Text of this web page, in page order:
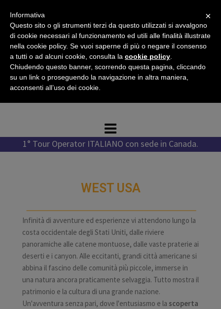
contenuto
Tel. +1 778 987 1796
Tel. +39 351 776 7276
WhatsApp +1 778 987 1796
1° Tour Operator ITALIANO con sede in Canada.
WEST USA
Infinità di avventure ed esperienze vi attendono lungo la
costa occidentale degli Stati Uniti, dalle riviere
panoramiche alle catene montuose, dalle vaste praterie ai
deserti e i canyon. Alle eccitanti, grandi città americane si
abbina il fascino delle comunità più piccole, immerse in
una natura ancora praticamente selvaggia. Tutto mostra il
patrimonio e la cultura di una grande nazione.
Un'avventura senza pari, dove l'entusiasmo e la scoperta
×
Informativa
Questo sito o gli strumenti terzi da questo utilizzati si avvalgono
di cookie necessari al funzionamento ed utili alle finalità illustrate
nella cookie policy. Se vuoi saperne di più o negare il consenso
a tutti o ad alcuni cookie, consulta la cookie policy
Chiudendo questo banner, scorrendo questa pagina, cliccando
su un link o proseguendo la navigazione in altra maniera,
acconsenti all’uso dei cookie.